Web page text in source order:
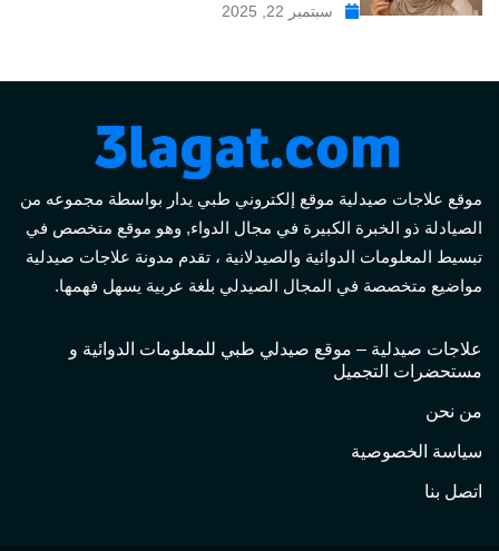
سبتمبر 22, 2025
موقع علاجات صيدلية موقع إلكتروني طبي يدار بواسطة مجموعه من
الصيادلة ذو الخبرة الكبيرة في مجال الدواء, وهو موقع متخصص في
تبسيط المعلومات الدوائية والصيدلانية ، تقدم مدونة علاجات صيدلية
مواضيع متخصصة في المجال الصيدلي بلغة عربية يسهل فهمها.
علاجات صيدلية – موقع صيدلي طبي للمعلومات الدوائية و
مستحضرات التجميل
من نحن
سياسة الخصوصية
اتصل بنا